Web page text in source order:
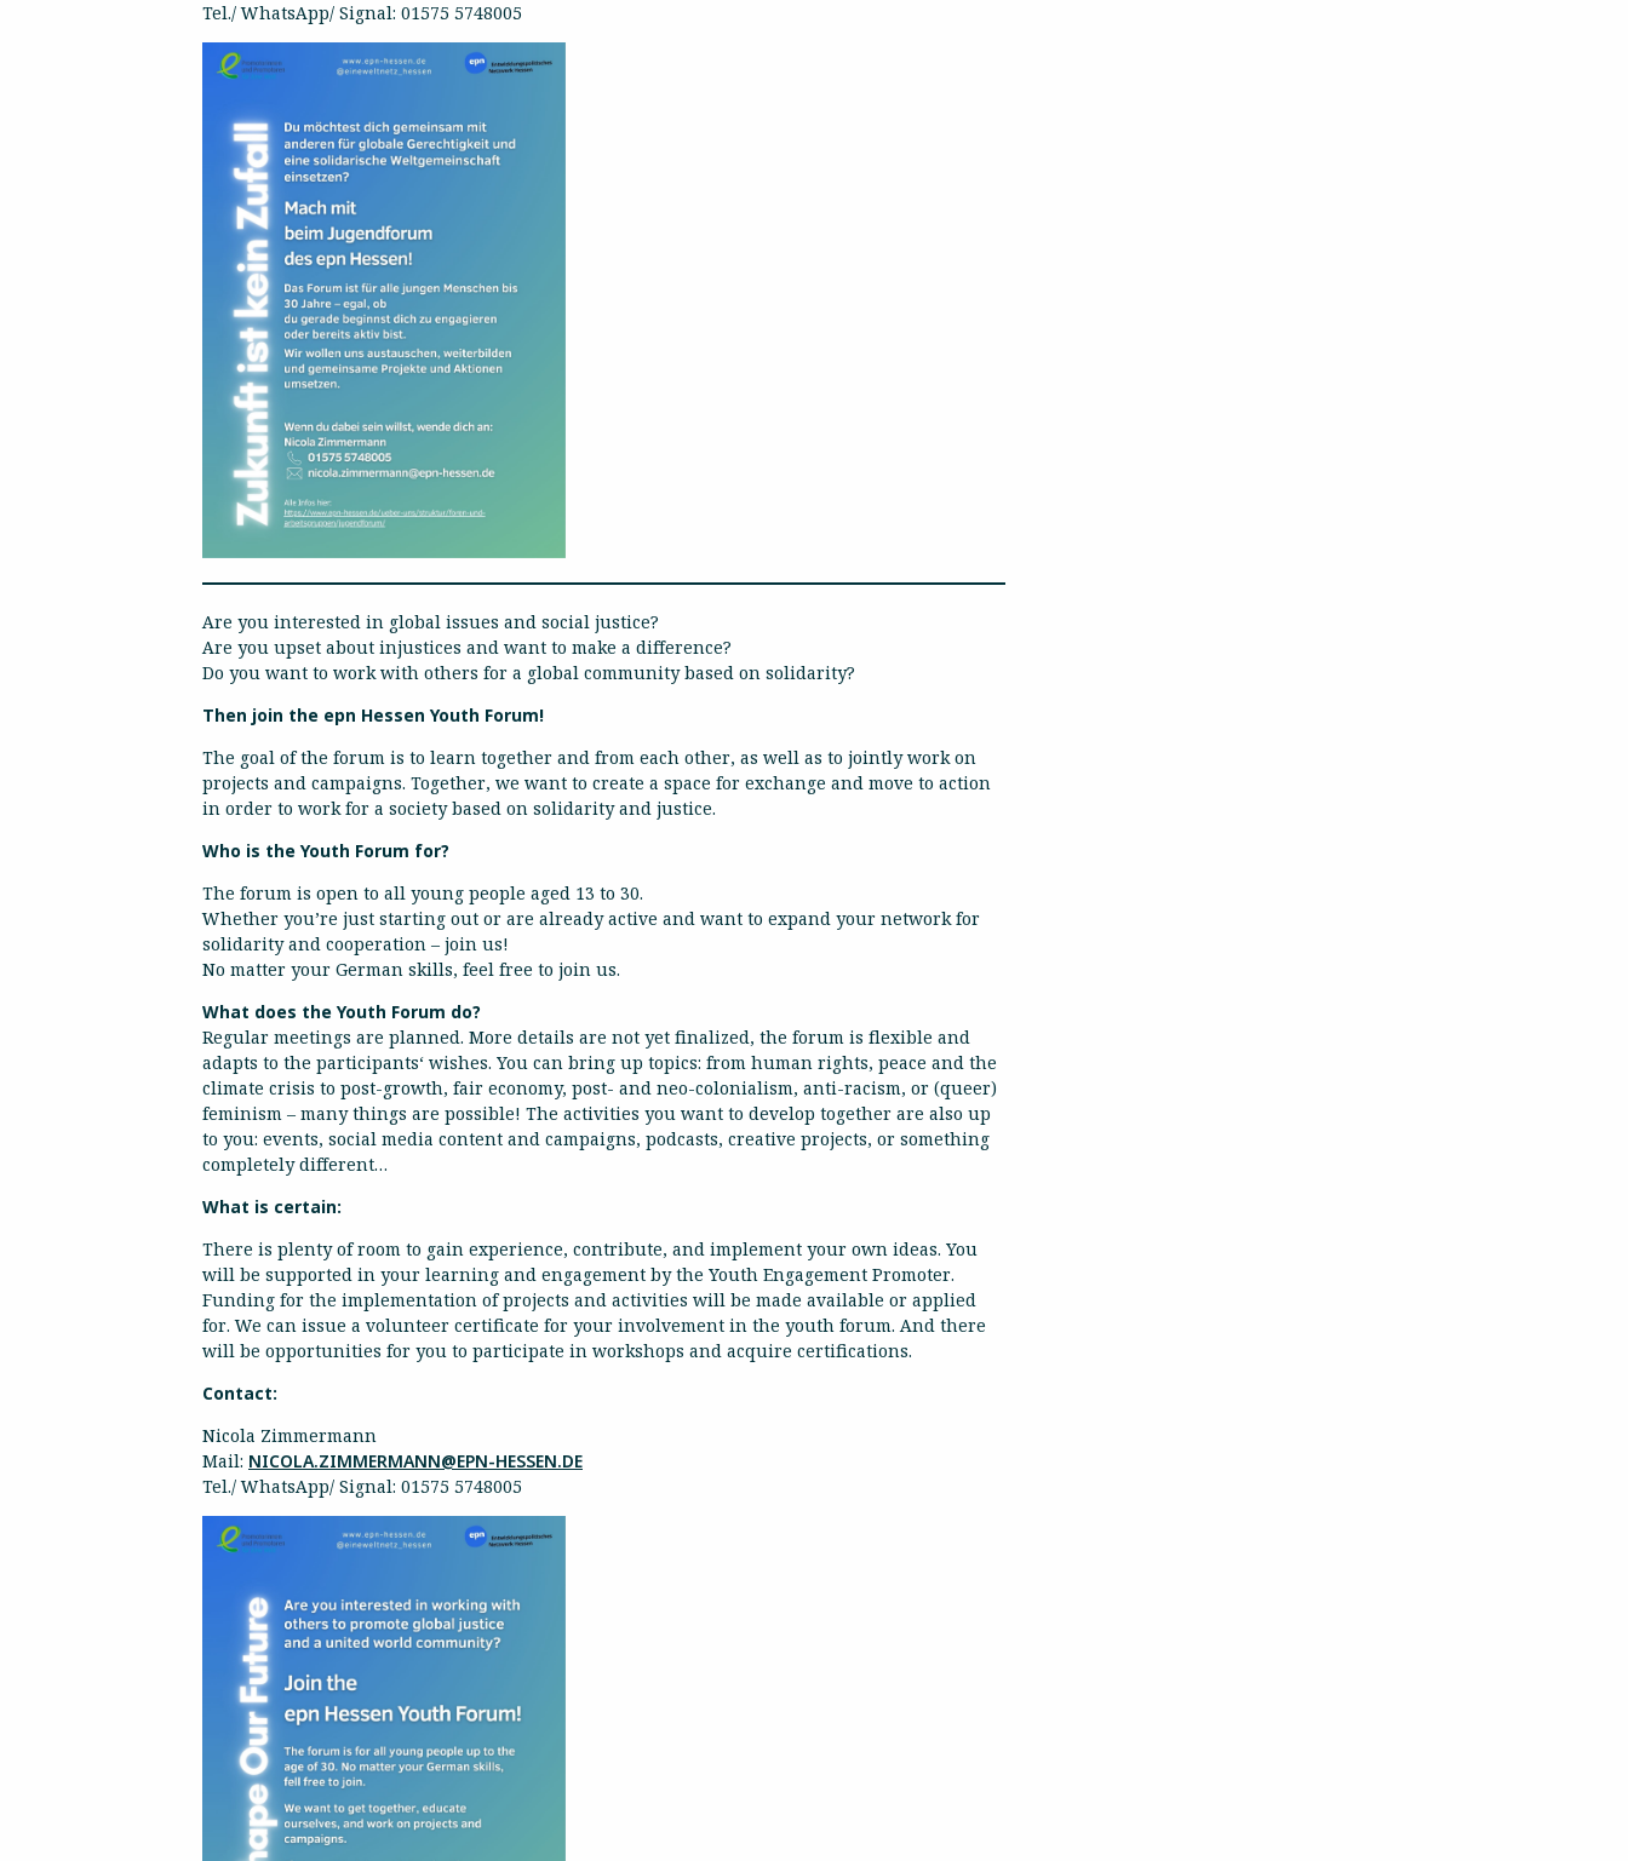
Tel./ WhatsApp/ Signal: 01575 5748005
Are you interested in global issues and social justice?
Are you upset about injustices and want to make a difference?
Do you want to work with others for a global community based on solidarity?
Then join the epn Hessen Youth Forum!
The goal of the forum is to learn together and from each other, as well as to jointly work on
projects and campaigns. Together, we want to create a space for exchange and move to action
in order to work for a society based on solidarity and justice.
Who is the Youth Forum for?
The forum is open to all young people aged 13 to 30.
Whether you’re just starting out or are already active and want to expand your network for
solidarity and cooperation – join us!
No matter your German skills, feel free to join us.
What does the Youth Forum do?
Regular meetings are planned. More details are not yet finalized, the forum is flexible and
adapts to the participants‘ wishes. You can bring up topics: from human rights, peace and the
climate crisis to post-growth, fair economy, post- and neo-colonialism, anti-racism, or (queer)
feminism – many things are possible! The activities you want to develop together are also up
to you: events, social media content and campaigns, podcasts, creative projects, or something
completely different…
What is certain:
There is plenty of room to gain experience, contribute, and implement your own ideas. You
will be supported in your learning and engagement by the Youth Engagement Promoter.
Funding for the implementation of projects and activities will be made available or applied
for. We can issue a volunteer certificate for your involvement in the youth forum. And there
will be opportunities for you to participate in workshops and acquire certifications.
Contact:
Nicola Zimmermann
Mail: NICOLA.ZIMMERMANN@EPN-HESSEN.DE
Tel./ WhatsApp/ Signal: 01575 5748005